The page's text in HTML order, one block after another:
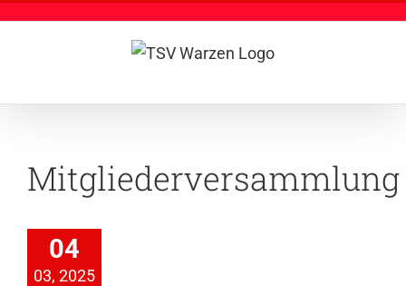
Mitgliederversammlung
04
03, 2025
als
auf